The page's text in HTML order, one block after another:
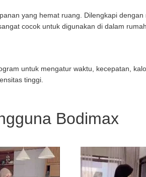
yang hemat ruang. Dilengkapi
cocok untuk digunakan di dalam rumah.
untuk mengatur waktu, kecepatan,
tinggi.
Bodimax